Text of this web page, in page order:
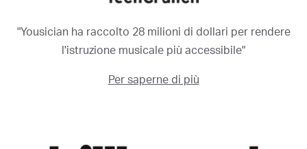
"Yousician ha raccolto 28 milioni di dollari per rendere
l'istruzione musicale più accessibile"
Per saperne di più